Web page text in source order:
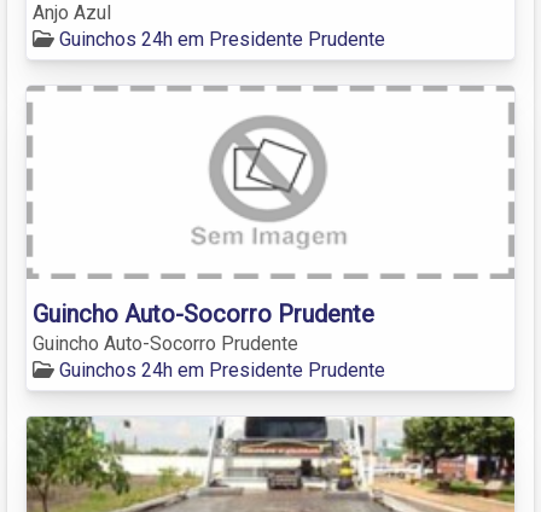
Anjo Azul
Guinchos 24h em Presidente Prudente
Guincho Auto-Socorro Prudente
Guincho Auto-Socorro Prudente
Guinchos 24h em Presidente Prudente